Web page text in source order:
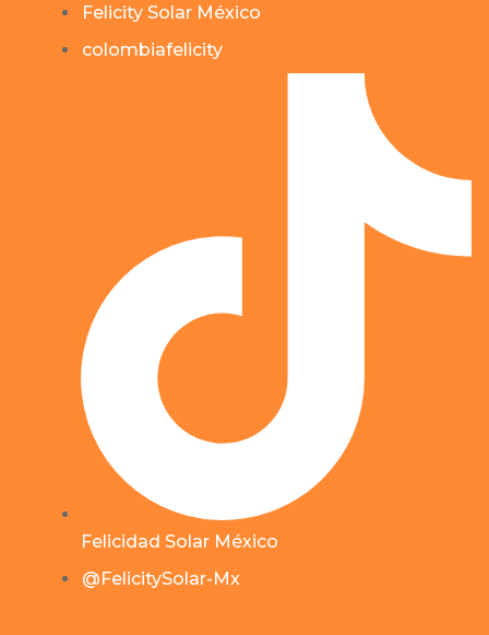
Felicity Solar México
colombiafelicity
Felicidad Solar México
@FelicitySolar-Mx